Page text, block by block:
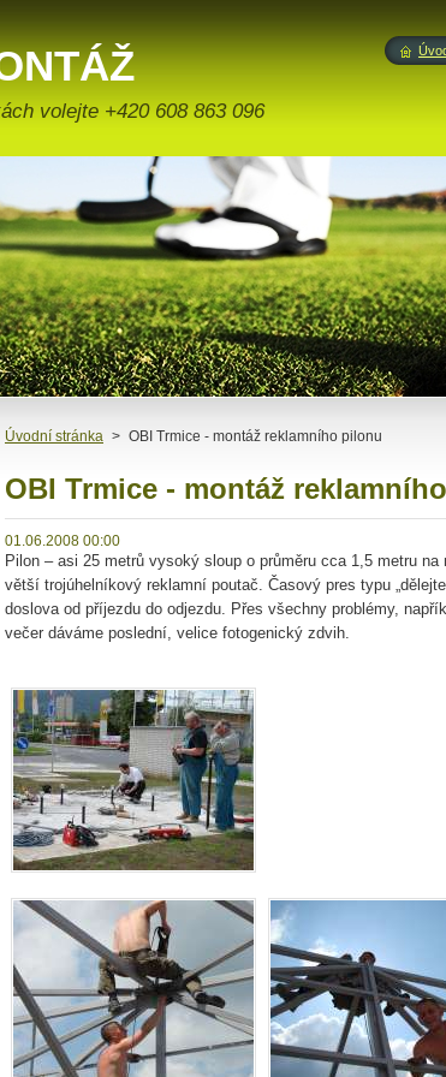
volejte +420 608 863 096
Úvodní stránka > OBI Trmice - montáž reklamního pilonu
OBI Trmice - montáž
01.06.2008 00:00
Pilon – asi 25 metrů vysoký sloup o průměru cca 1,5 metru
větší trojúhelníkový reklamní poutač. Časový pres typu
doslova od příjezdu do odjezdu. Přes všechny problémy,
večer dáváme poslední, velice fotogenický zdvih.